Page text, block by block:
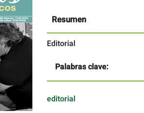
Resumen
Editorial
Palabras clave:
editorial